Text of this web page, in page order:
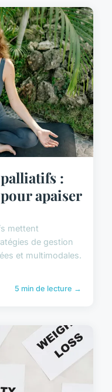
:
apaiser
mettent
de gestion
et multimodales.
5 min de lecture →